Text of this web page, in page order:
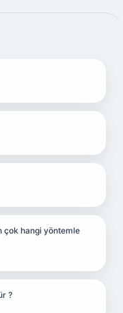
çok hangi yöntemle
?